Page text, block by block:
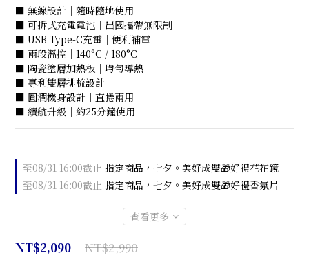
■ 無線設計｜隨時隨地使用
■ 可拆式充電電池｜出國攜帶無限制
■ USB Type-C充電｜便利補電
■ 兩段溫控｜140°C / 180°C
■ 陶瓷塗層加熱板｜均勻導熱
■ 專利雙層排梳設計
■ 圓潤機身設計｜直捲兩用
■ 續航升級｜約25分鐘使用
至08/31 16:00截止 指定商品，七夕。美好成雙🎁好禮花花鏡
至08/31 16:00截止 指定商品，七夕。美好成雙🎁好禮香氛片
查看更多
NT$2,990
NT$2,090